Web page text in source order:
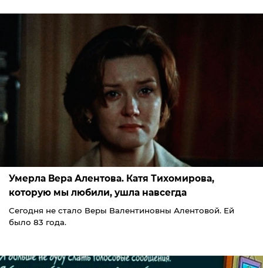
Умерла Вера Алентова. Катя Тихомирова,
которую мы любили, ушла навсегда
Сегодня не стало Веры Валентиновны Алентовой. Ей
было 83 года.